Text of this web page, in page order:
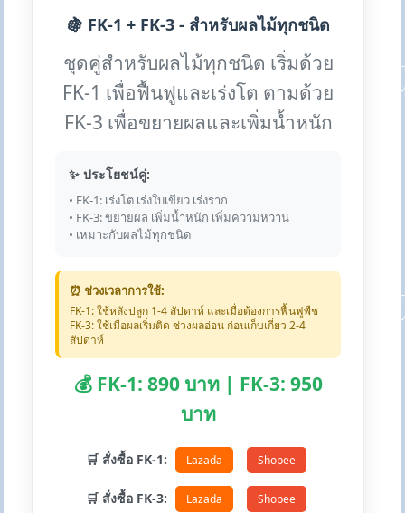
🍇 FK-1 + FK-3 - สำหรับผลไม้ทุกชนิด
ชุดคู่สำหรับผลไม้ทุกชนิด เริ่มด้วย
FK-1 เพื่อฟื้นฟูและเร่งโต ตามด้วย
FK-3 เพื่อขยายผลและเพิ่มน้ำหนัก
✨ ประโยชน์คู่:
• FK-1: เร่งโต เร่งใบเขียว เร่งราก
• FK-3: ขยายผล เพิ่มน้ำหนัก เพิ่มความหวาน
• เหมาะกับผลไม้ทุกชนิด
⏰ ช่วงเวลาการใช้:
FK-1: ใช้หลังปลูก 1-4 สัปดาห์ และเมื่อต้องการฟื้นฟูพืช
FK-3: ใช้เมื่อผลเริ่มติด ช่วงผลอ่อน ก่อนเก็บเกี่ยว 2-4
สัปดาห์
💰 FK-1: 890 บาท | FK-3: 950
บาท
🛒 สั่งซื้อ FK-1: Lazada Shopee
🛒 สั่งซื้อ FK-3: Lazada Shopee